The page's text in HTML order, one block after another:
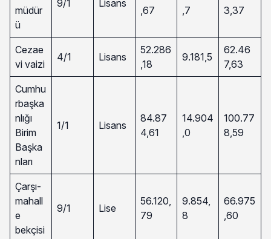
müdür
ü
9/1 Lisans
,67
,7
3,37
Cezae
vi vaizi
4/1 Lisans
52.286
,18
9.181,5
62.46
7,63
Cumhu
rbaşka
nlığı
Birim
Başka
nları
1/1 Lisans
84.87
4,61
14.904
,0
100.77
8,59
Çarşı-
mahall
e
bekçisi
9/1 Lise
56.120,
79
9.854,
8
66.975
,60